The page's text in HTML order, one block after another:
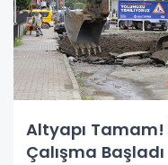
Altyapı Tamam!
Çalışma Başladı